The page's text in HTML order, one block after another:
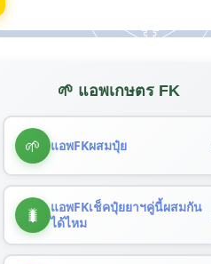
🌱 แอพเกษตร FK
🌱 แอพFKผสมปุ๋ย
🐛
แอพFKเช็คปุ๋ยยาฯคู่นี้ผสมกัน
ได้ไหม